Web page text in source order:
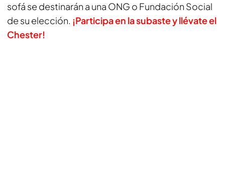
sofá se destinarán a una ONG o Fundación Social
de su elección. ¡Participa en la subaste y llévate el
Chester!